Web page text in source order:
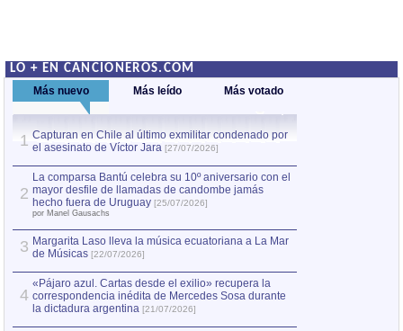
LO + EN CANCIONEROS.COM
Más nuevo Más leído Más votado
1 Capturan en Chile al último exmilitar condenado por
el asesinato de Víctor Jara [27/07/2026]
2
La comparsa Bantú celebra su 10º aniversario con el
mayor desfile de llamadas de candombe jamás
hecho fuera de Uruguay [25/07/2026]
por Manel Gausachs
3 Margarita Laso lleva la música ecuatoriana a La Mar
de Músicas [22/07/2026]
4
«Pájaro azul. Cartas desde el exilio» recupera la
correspondencia inédita de Mercedes Sosa durante
la dictadura argentina [21/07/2026]